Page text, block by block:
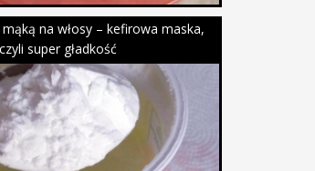
na włosy – kefirowa maska,
czyli super gładkość